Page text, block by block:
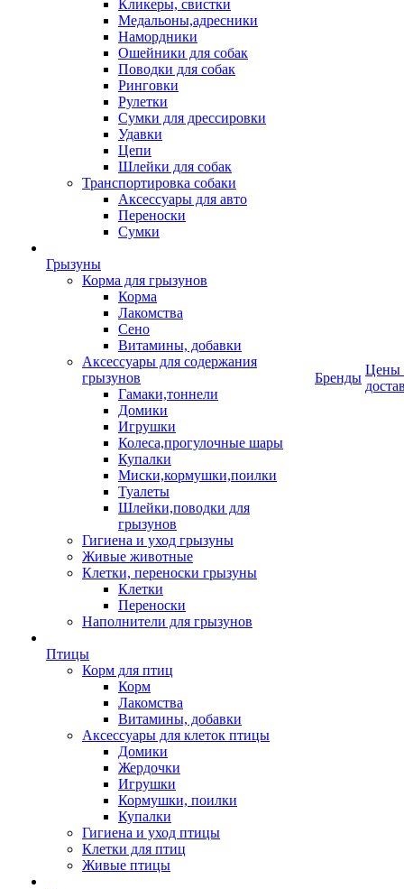
Кликеры, свистки
Медальоны,адресники
Намордники
Ошейники для собак
Поводки для собак
Ринговки
Рулетки
Сумки для дрессировки
Удавки
Цепи
Шлейки для собак
Транспортировка собаки
Аксессуары для авто
Переноски
Сумки
Грызуны
Корма для грызунов
Корма
Лакомства
Сено
Витамины, добавки
Аксессуары для содержания
грызунов
Гамаки,тоннели
Домики
Игрушки
Колеса,прогулочные шары
Купалки
Миски,кормушки,поилки
Туалеты
Шлейки,поводки для
грызунов
Гигиена и уход грызуны
Живые животные
Клетки, переноски грызуны
Клетки
Переноски
Наполнители для грызунов
Птицы
Корм для птиц
Корм
Лакомства
Витамины, добавки
Аксессуары для клеток птицы
Домики
Жердочки
Игрушки
Кормушки, поилки
Купалки
Гигиена и уход птицы
Клетки для птиц
Живые птицы
Бренды
Цены